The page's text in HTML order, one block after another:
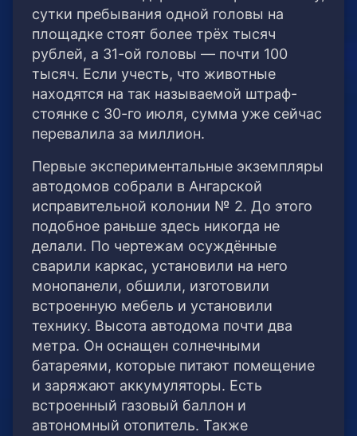
сутки пребывания одной головы на
площадке стоят более трёх тысяч
рублей, а 31-ой головы — почти 100
тысяч. Если учесть, что животные
находятся на так называемой штраф-
стоянке с 30-го июля, сумма уже сейчас
перевалила за миллион.
Первые экспериментальные экземпляры
автодомов собрали в Ангарской
исправительной колонии № 2. До этого
подобное раньше здесь никогда не
делали. По чертежам осуждённые
сварили каркас, установили на него
монопанели, обшили, изготовили
встроенную мебель и установили
технику. Высота автодома почти два
метра. Он оснащен солнечными
батареями, которые питают помещение
и заряжают аккумуляторы. Есть
встроенный газовый баллон и
автономный отопитель. Также